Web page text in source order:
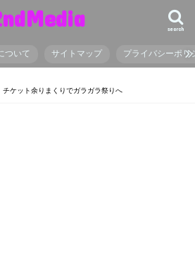
search
ついて サイトマップ プライバシーポリ
チケット余りまくりでガラガラ祭りへ